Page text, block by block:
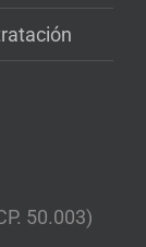
50.003)